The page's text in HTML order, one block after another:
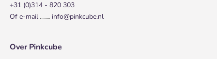
+31 (0)314 - 820 303
Of e-mail
info@pinkcube.nl
Over Pinkcube